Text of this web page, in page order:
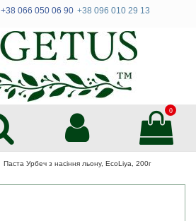
+38 066 050 06 90 +38 096 010 29 13
0
Паста Урбеч з насіння льону, EcoLiya, 200г